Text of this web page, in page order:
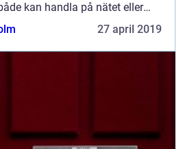
kan handla på nätet eller
27 april 2019